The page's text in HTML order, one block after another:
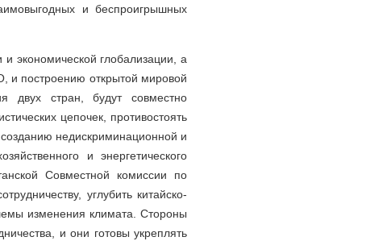
и беспроигрышных
экономической глобализации, а
и построению открытой мировой
двух стран, будут совместно
цепочек, противостоять
недискриминационной и
и энергетического
Совместной комиссии по
углубить китайско-
изменения климата. Стороны
и они готовы укреплять